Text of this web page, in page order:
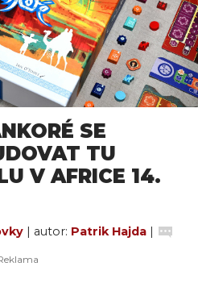
SE
TU
V AFRICE 14.
| autor: Patrik Hajda |